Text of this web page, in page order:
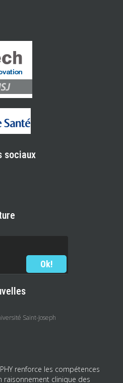
sociaux
Saint-Joseph
renforce les compétences
raisonnement clinique des